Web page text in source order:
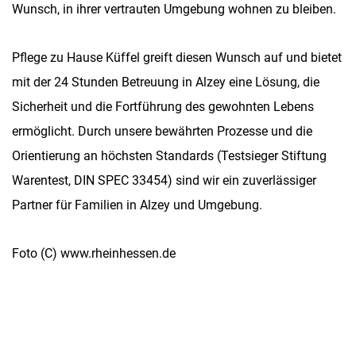
Wunsch, in ihrer vertrauten Umgebung wohnen zu bleiben.
Pflege zu Hause Küffel greift diesen Wunsch auf und bietet
mit der 24 Stunden Betreuung in Alzey eine Lösung, die
Sicherheit und die Fortführung des gewohnten Lebens
ermöglicht. Durch unsere bewährten Prozesse und die
Orientierung an höchsten Standards (Testsieger Stiftung
Warentest, DIN SPEC 33454) sind wir ein zuverlässiger
Partner für Familien in Alzey und Umgebung.
Foto (C) www.rheinhessen.de